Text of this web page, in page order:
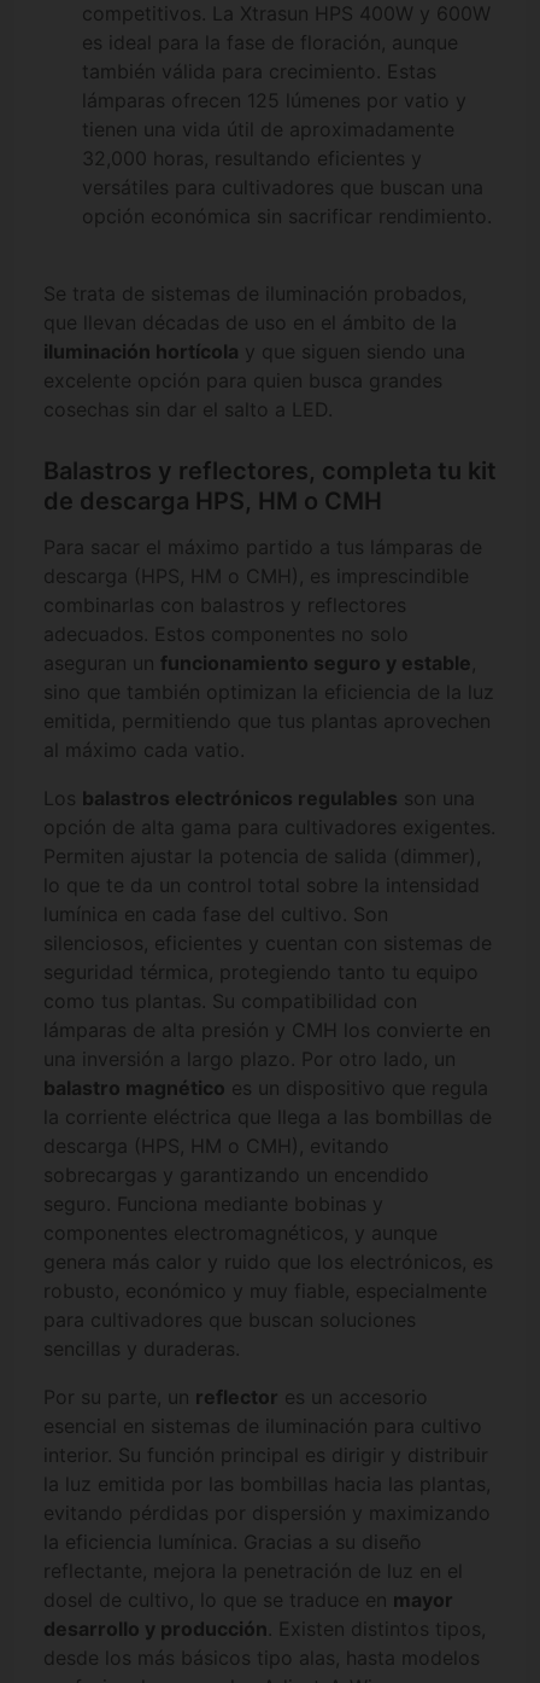
competitivos. La Xtrasun HPS 400W y 600W
es ideal para la fase de floración, aunque
también válida para crecimiento. Estas
lámparas ofrecen 125 lúmenes por vatio y
tienen una vida útil de aproximadamente
32,000 horas, resultando eficientes y
versátiles para cultivadores que buscan una
opción económica sin sacrificar rendimiento.
Se trata de sistemas de iluminación probados,
que llevan décadas de uso en el ámbito de la
iluminación hortícola y que siguen siendo una
excelente opción para quien busca grandes
cosechas sin dar el salto a LED.
Balastros y reflectores, completa tu kit
de descarga HPS, HM o CMH
Para sacar el máximo partido a tus lámparas de
descarga (HPS, HM o CMH), es imprescindible
combinarlas con balastros y reflectores
adecuados. Estos componentes no solo
aseguran un funcionamiento seguro y estable,
sino que también optimizan la eficiencia de la luz
emitida, permitiendo que tus plantas aprovechen
al máximo cada vatio.
Los balastros electrónicos regulables son una
opción de alta gama para cultivadores exigentes.
Permiten ajustar la potencia de salida (dimmer),
lo que te da un control total sobre la intensidad
lumínica en cada fase del cultivo. Son
silenciosos, eficientes y cuentan con sistemas de
seguridad térmica, protegiendo tanto tu equipo
como tus plantas. Su compatibilidad con
lámparas de alta presión y CMH los convierte en
una inversión a largo plazo. Por otro lado, un
balastro magnético es un dispositivo que regula
la corriente eléctrica que llega a las bombillas de
descarga (HPS, HM o CMH), evitando
sobrecargas y garantizando un encendido
seguro. Funciona mediante bobinas y
componentes electromagnéticos, y aunque
genera más calor y ruido que los electrónicos, es
robusto, económico y muy fiable, especialmente
para cultivadores que buscan soluciones
sencillas y duraderas.
Por su parte, un reflector es un accesorio
esencial en sistemas de iluminación para cultivo
interior. Su función principal es dirigir y distribuir
la luz emitida por las bombillas hacia las plantas,
evitando pérdidas por dispersión y maximizando
la eficiencia lumínica. Gracias a su diseño
reflectante, mejora la penetración de luz en el
dosel de cultivo, lo que se traduce en mayor
desarrollo y producción. Existen distintos tipos,
desde los más básicos tipo alas, hasta modelos